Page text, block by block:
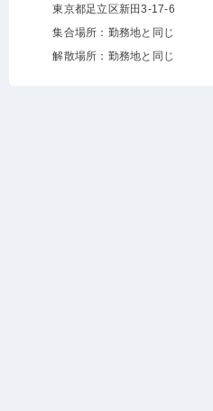
東京都足立区新田3-17-6
集合場所：勤務地と同じ
解散場所：勤務地と同じ